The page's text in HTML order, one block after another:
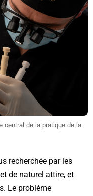
central de la pratique de la
recherchée par les
de naturel attire, et
Le problème